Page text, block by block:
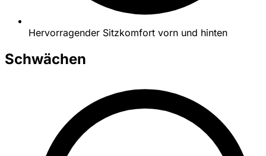
Hervorragender Sitzkomfort vorn und hinten
Schwächen